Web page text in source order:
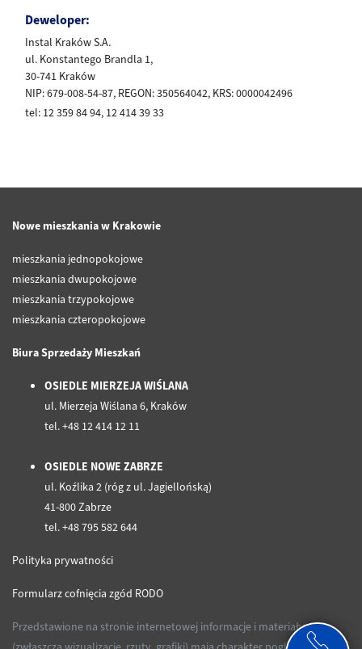
Deweloper:
Instal Kraków S.A.
ul. Konstantego Brandla 1,
30-741 Kraków
NIP: 679-008-54-87, REGON: 350564042, KRS: 0000042496
tel: 12 359 84 94, 12 414 39 33
Nowe mieszkania w Krakowie
mieszkania jednopokojowe
mieszkania dwupokojowe
mieszkania trzypokojowe
mieszkania czteropokojowe
Biura Sprzedaży Mieszkań
OSIEDLE MIERZEJA WIŚLANA
ul. Mierzeja Wiślana 6, Kraków
tel. +48 12 414 12 11
OSIEDLE NOWE ZABRZE
ul. Koźlika 2 (róg z ul. Jagiellońską)
41-800 Zabrze
tel. +48 795 582 644
Polityka prywatności
Formularz cofnięcia zgód RODO
Przedstawione na stronie internetowej informacje i materiały